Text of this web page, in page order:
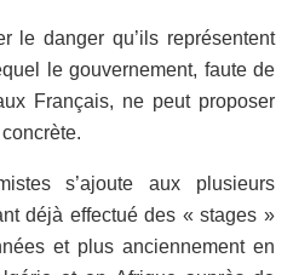
le danger qu’ils représentent
le gouvernement, faute de
Français, ne peut proposer
s’ajoute aux plusieurs
déjà effectué des « stages »
et plus anciennement en